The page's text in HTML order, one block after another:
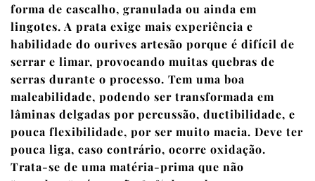
forma de cascalho, granulada ou ainda em
lingotes. A prata exige mais experiência e
habilidade do ourives artesão porque é difícil de
serrar e limar, provocando muitas quebras de
serras durante o processo. Tem uma boa
maleabilidade, podendo ser transformada em
lâminas delgadas por percussão, ductibilidade, e
pouca flexibilidade, por ser muito macia. Deve ter
pouca liga, caso contrário, ocorre oxidação.
Trata-se de uma matéria-prima que não